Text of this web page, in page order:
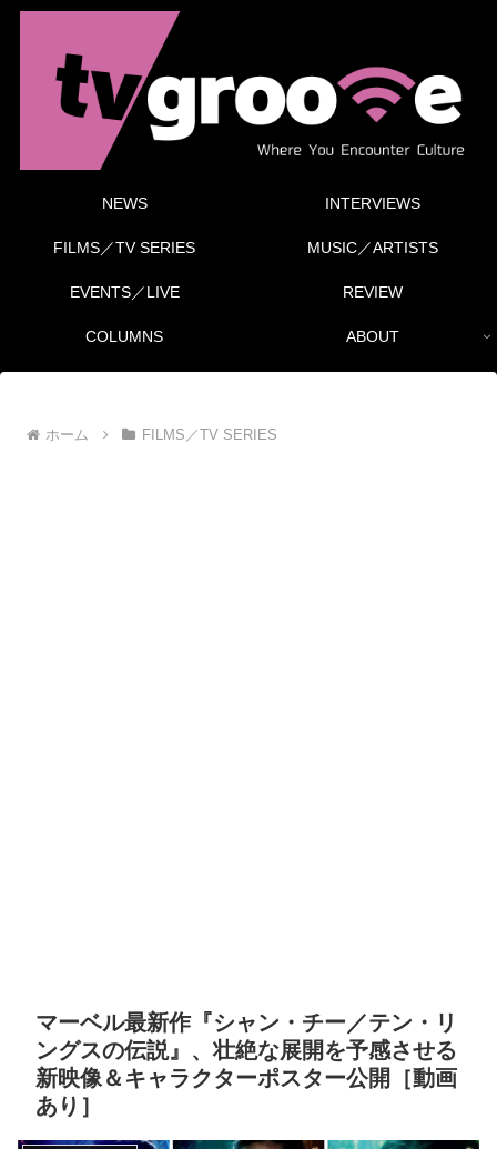
NEWS INTERVIEWS
FILMS／TV SERIES MUSIC／ARTISTS
EVENTS／LIVE REVIEW
COLUMNS ABOUT
ホーム FILMS／TV SERIES
マーベル最新作『シャン・チー／テン・リ
ングスの伝説』、壮絶な展開を予感させる
新映像＆キャラクターポスター公開［動画
あり］